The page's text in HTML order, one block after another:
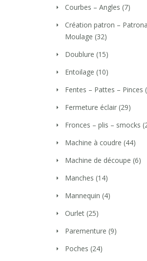
Courbes – Angles (7)
Création patron –
Moulage (32)
Doublure (15)
Entoilage (10)
Fentes – Pattes – Pinces
Fermeture éclair (29)
Fronces – plis – smocks
Machine à coudre (44)
Machine de découpe (6)
Manches (14)
Mannequin (4)
Ourlet (25)
Parementure (9)
Poches (24)